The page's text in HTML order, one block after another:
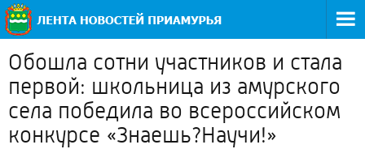
Обошла сотни участников и стала
первой: школьница из амурского
села победила во всероссийском
конкурсе «Знаешь?Научи!»